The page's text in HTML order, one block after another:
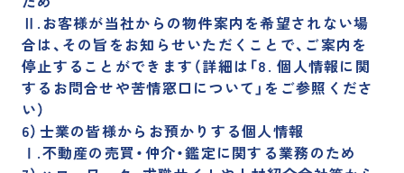
Ⅱ.お客様が当社からの物件案内を希望されない場
合は、その旨をお知らせいただくことで、ご案内を
停止することができます（詳細は「8. 個人情報に関
するお問合せや苦情窓口について」をご参照くださ
い）
6）士業の皆様からお預かりする個人情報
Ⅰ.不動産の売買・仲介・鑑定に関する業務のため